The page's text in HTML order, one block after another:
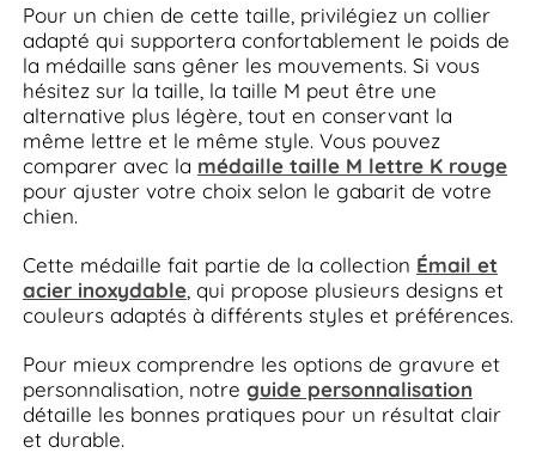
Pour un chien de cette taille, privilégiez un collier
adapté qui supportera confortablement le poids de
la médaille sans gêner les mouvements. Si vous
hésitez sur la taille, la taille M peut être une
alternative plus légère, tout en conservant la
même lettre et le même style. Vous pouvez
comparer avec la médaille taille M lettre K rouge
pour ajuster votre choix selon le gabarit de votre
chien.
Cette médaille fait partie de la collection Émail et
acier inoxydable, qui propose plusieurs designs et
couleurs adaptés à différents styles et préférences.
Pour mieux comprendre les options de gravure et
personnalisation, notre guide personnalisation
détaille les bonnes pratiques pour un résultat clair
et durable.